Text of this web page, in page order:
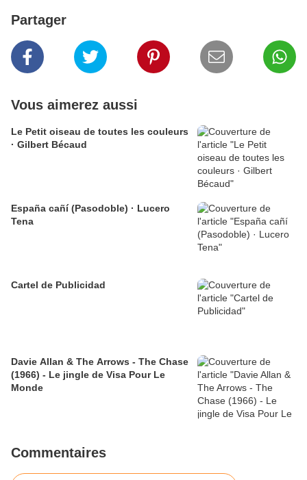
Partager
Vous aimerez aussi
Le Petit oiseau de toutes les couleurs
· Gilbert Bécaud
España cañí (Pasodoble) · Lucero
Tena
Cartel de Publicidad
Davie Allan & The Arrows - The Chase
(1966) - Le jingle de Visa Pour Le
Monde
Commentaires